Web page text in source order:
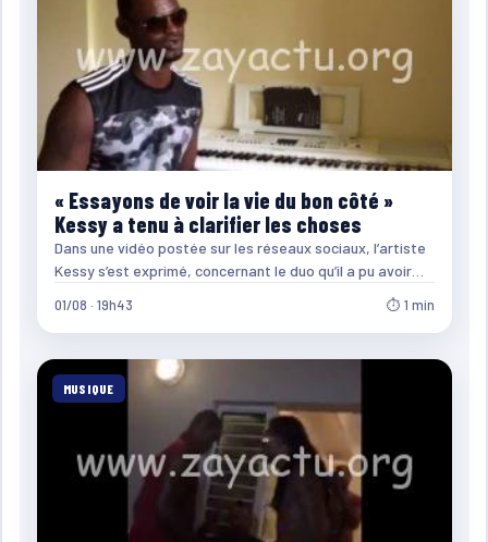
« Essayons de voir la vie du bon côté »
Kessy a tenu à clarifier les choses
Dans une vidéo postée sur les réseaux sociaux, l’artiste
Kessy s’est exprimé, concernant le duo qu’il a pu avoir…
01/08 · 19h43 ⏱ 1 min
MUSIQUE